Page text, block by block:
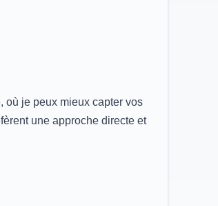
où je peux mieux capter vos
une approche directe et